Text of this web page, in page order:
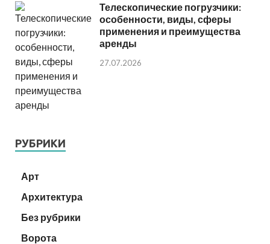
Телескопические погрузчики:
особенности, виды, сферы
применения и преимущества
аренды
27.07.2026
РУБРИКИ
Арт
Архитектура
Без рубрики
Ворота